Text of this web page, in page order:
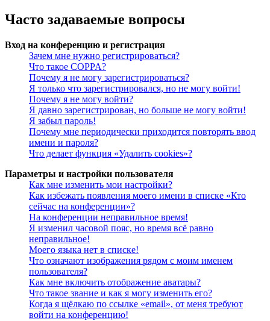
Часто задаваемые вопросы
Вход на конференцию и регистрация
Зачем мне нужно регистрироваться?
Что такое COPPA?
Почему я не могу зарегистрироваться?
Я только что зарегистрировался, но не могу войти!
Почему я не могу войти?
Я давно зарегистрирован, но больше не могу войти!
Я забыл пароль!
Почему мне периодически приходится повторять ввод
имени и пароля?
Что делает функция «Удалить cookies»?
Параметры и настройки пользователя
Как мне изменить мои настройки?
Как избежать появления моего имени в списке «Кто
сейчас на конференции»?
На конференции неправильное время!
Я изменил часовой пояс, но время всё равно
неправильное!
Моего языка нет в списке!
Что означают изображения рядом с моим именем
пользователя?
Как мне включить отображение аватары?
Что такое звание и как я могу изменить его?
Когда я щёлкаю по ссылке «email», от меня требуют
войти на конференцию!